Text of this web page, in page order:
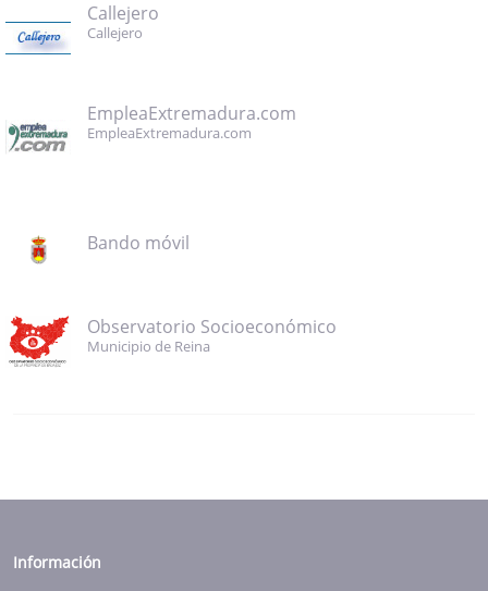
Callejero
Callejero
EmpleaExtremadura.com
EmpleaExtremadura.com
Bando móvil
Observatorio Socioeconómico
Municipio de Reina
Información